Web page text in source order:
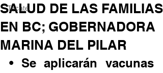
Tecate
SALUD DE LAS FAMILIAS
EN BC; GOBERNADORA
MARINA DEL PILAR
• Se aplicarán vacunas